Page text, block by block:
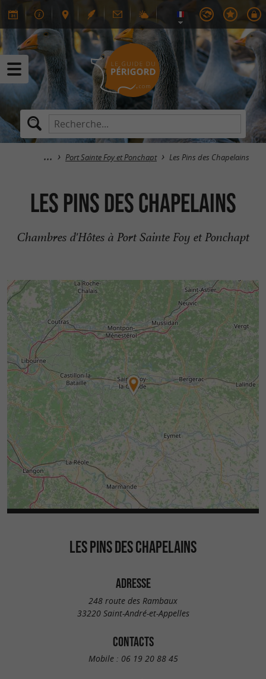
Port Sainte Foy et Ponchapt Les Pins des Chapelains
Les Pins des Chapelains
Chambres d'Hôtes à Port Sainte Foy et Ponchapt
LES PINS DES CHAPELAINS
ADRESSE
248 route des Rambaux
33220 Saint-André-et-Appelles
CONTACTS
Mobile : 06 19 20 88 45